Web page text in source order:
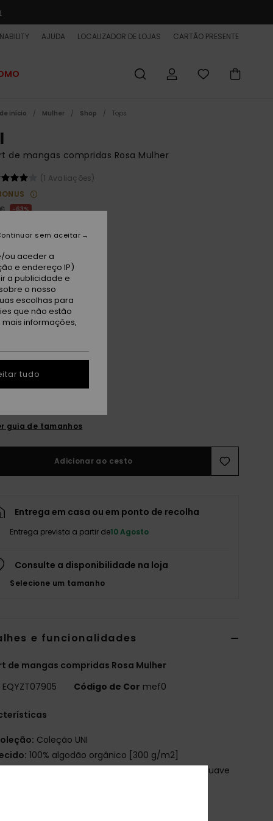
AJUDA LOCALIZADOR DE LOJAS CARTÃO PRESENTE
início Mulher Shop Tops
de mangas compridas Rosa Mulher
(1 Avaliações)
63%
PROMO 25% EXTRA
Parfait
guia de tamanhos
Adicionar ao cesto
Entrega em casa ou em ponto de recolha
Entrega prevista a partir de10 Agosto
Consulte a disponibilidade na loja
Selecione um tamanho
e funcionalidades
de mangas compridas Rosa Mulher
EQYZT07905 Código de Cor mef0
Coleção UNI
100% algodão orgânico [300 g/m2]
Lavagem pesada para uma sensação suave
ou aceder a
e endereço IP)
a publicidade e
o nosso
escolhas para
que não estão
informações,
sem aceitar
tudo